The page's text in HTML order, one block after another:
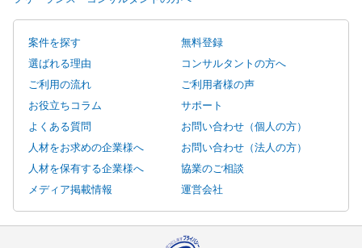
案件を探す
無料登録
選ばれる理由
コンサルタントの方へ
ご利用の流れ
ご利用者様の声
お役立ちコラム
サポート
よくある質問
お問い合わせ（個人の方）
人材をお求めの企業様へ
お問い合わせ（法人の方）
人材を保有する企業様へ
協業のご相談
メディア掲載情報
運営会社